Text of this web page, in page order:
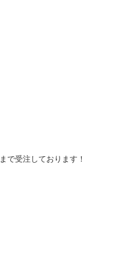
まで受注しております！